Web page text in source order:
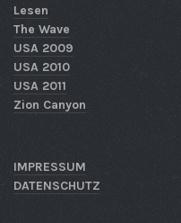
Lesen
The Wave
USA 2009
USA 2010
USA 2011
Zion Canyon
IMPRESSUM
DATENSCHUTZ